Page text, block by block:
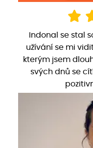
Indonal se stal
užívání se mi
kterým jsem
svých dnů se